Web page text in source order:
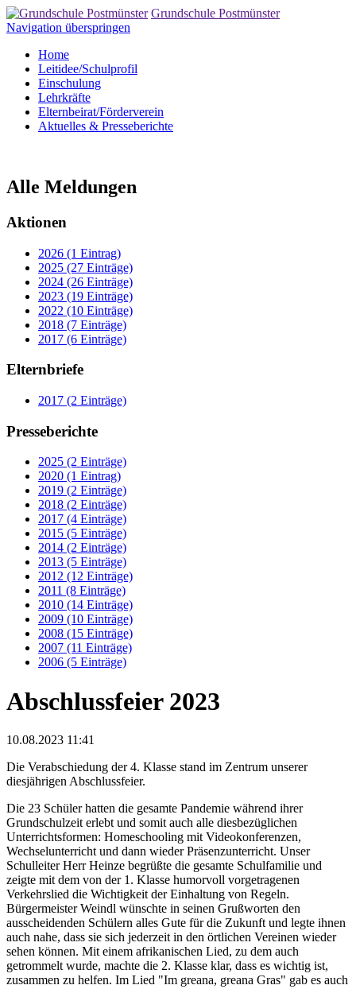
Grundschule Postmünster
Navigation überspringen
Home
Leitidee/Schulprofil
Einschulung
Lehrkräfte
Elternbeirat/Förderverein
Aktuelles & Presseberichte
Alle Meldungen
Aktionen
2026 (1 Eintrag)
2025 (27 Einträge)
2024 (26 Einträge)
2023 (19 Einträge)
2022 (10 Einträge)
2018 (7 Einträge)
2017 (6 Einträge)
Elternbriefe
2017 (2 Einträge)
Presseberichte
2025 (2 Einträge)
2020 (1 Eintrag)
2019 (2 Einträge)
2018 (2 Einträge)
2017 (4 Einträge)
2015 (5 Einträge)
2014 (2 Einträge)
2013 (5 Einträge)
2012 (12 Einträge)
2011 (8 Einträge)
2010 (14 Einträge)
2009 (10 Einträge)
2008 (15 Einträge)
2007 (11 Einträge)
2006 (5 Einträge)
Abschlussfeier 2023
10.08.2023 11:41
Die Verabschiedung der 4. Klasse stand im Zentrum unserer
diesjährigen Abschlussfeier.
Die 23 Schüler hatten die gesamte Pandemie während ihrer
Grundschulzeit erlebt und somit auch alle diesbezüglichen
Unterrichtsformen: Homeschooling mit Videokonferenzen,
Wechselunterricht und dann wieder Präsenzunterricht. Unser
Schulleiter Herr Heinze begrüßte die gesamte Schulfamilie und
zeigte mit dem von der 1. Klasse humorvoll vorgetragenen
Verkehrslied die Wichtigkeit der Einhaltung von Regeln.
Bürgermeister Weindl wünschte in seinen Grußworten den
ausscheidenden Schülern alles Gute für die Zukunft und legte ihnen
auch nahe, dass sie sich jederzeit in den örtlichen Vereinen wieder
sehen können. Mit einem afrikanischen Lied, zu dem auch
getrommelt wurde, machte die 2. Klasse klar, dass es wichtig ist,
zusammen zu helfen. Im Lied "Im greana, greana Gras" gab es auch